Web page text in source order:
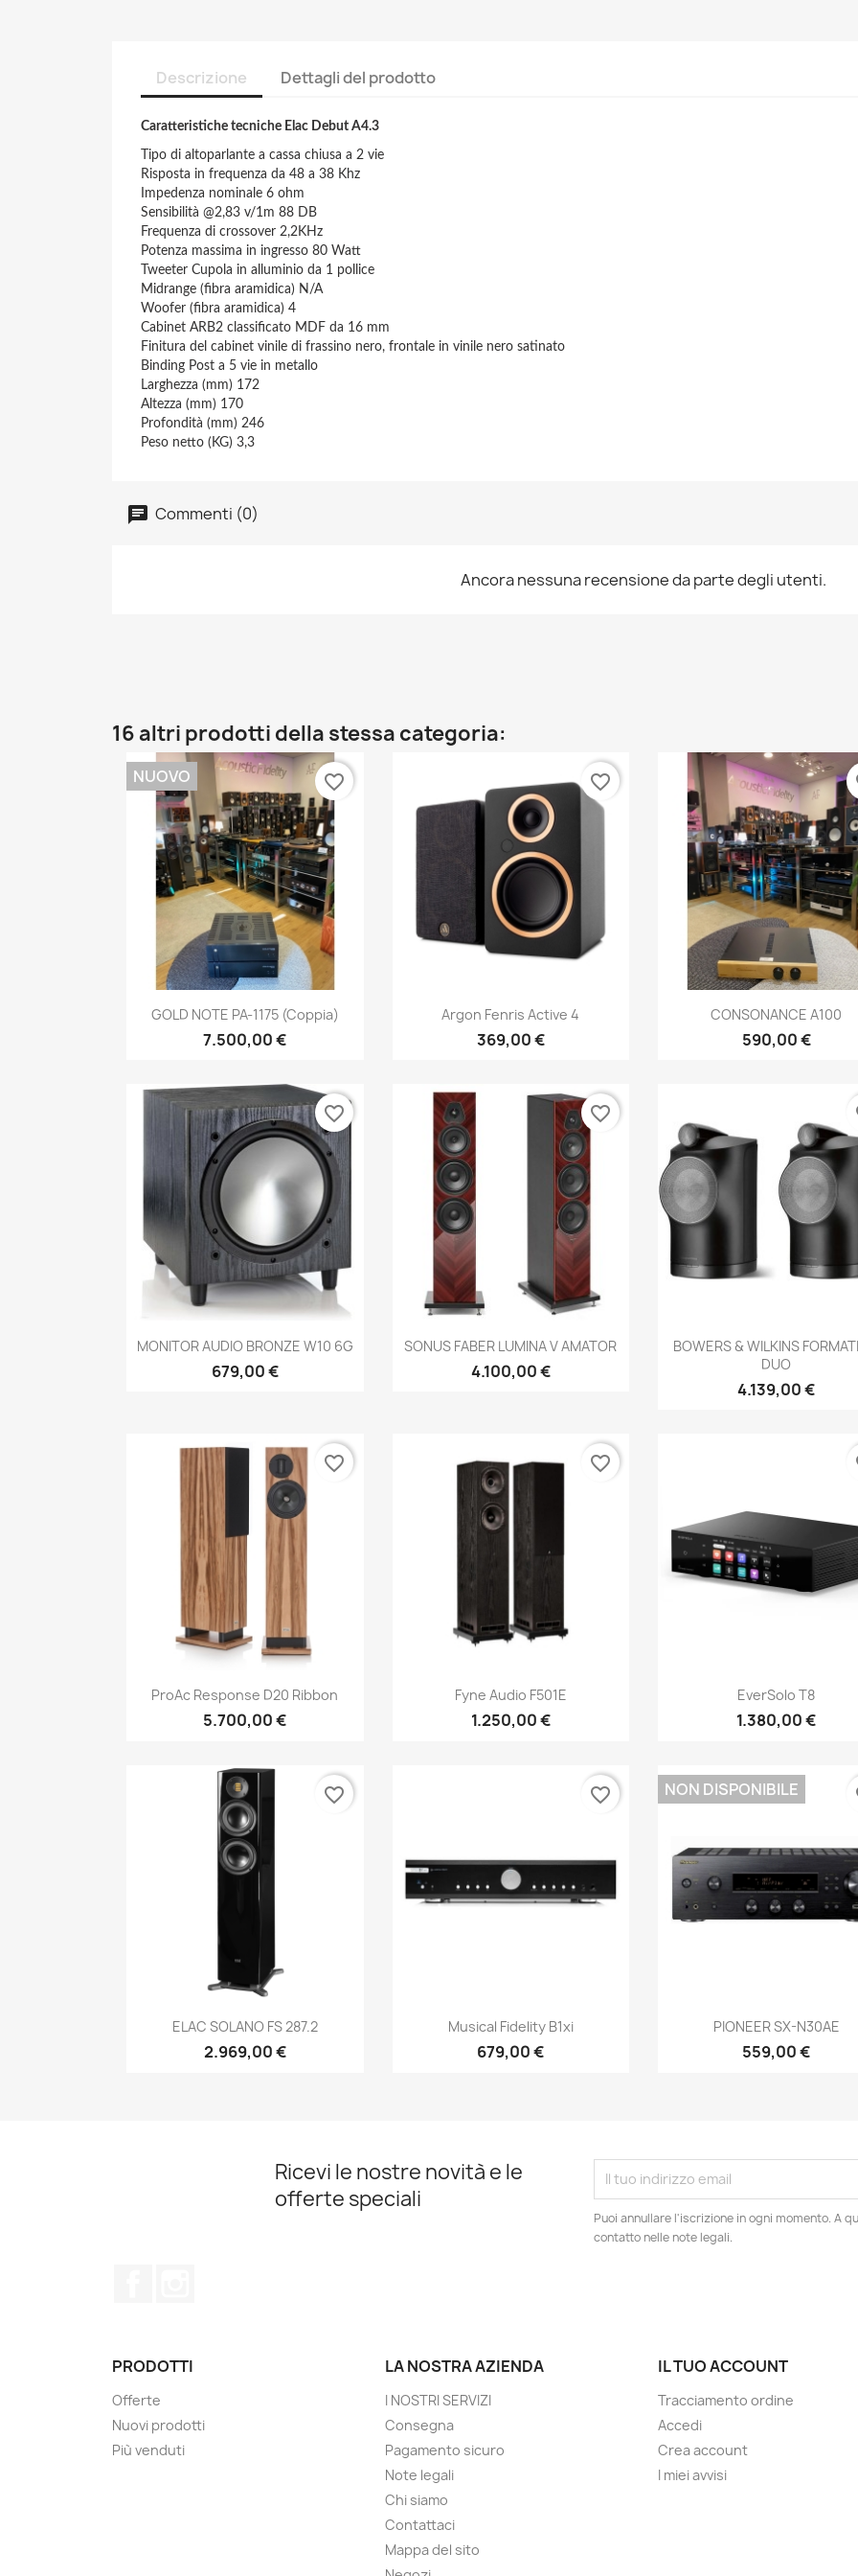
Descrizione Dettagli del prodotto
Caratteristiche tecniche Elac Debut A4.3
Tipo di altoparlante a cassa chiusa a 2 vie
Risposta in frequenza da 48 a 38 Khz
Impedenza nominale 6 ohm
Sensibilità @2,83 v/1m 88 DB
Frequenza di crossover 2,2KHz
Potenza massima in ingresso 80 Watt
Tweeter Cupola in alluminio da 1 pollice
Midrange (fibra aramidica) N/A
Woofer (fibra aramidica) 4
Cabinet ARB2 classificato MDF da 16 mm
Finitura del cabinet vinile di frassino nero, frontale in vinile nero satinato
Binding Post a 5 vie in metallo
Larghezza (mm) 172
Altezza (mm) 170
Profondità (mm) 246
Peso netto (KG) 3,3
Commenti (0)
Ancora nessuna recensione da parte degli utenti.
16 altri prodotti della stessa categoria:
Anteprima
GOLD NOTE PA-1175 (coppia)
7.500,00 €
NUOVO favorite_border
 Anteprima
Argon Fenris Active 4
369,00 €
favorite_border
Anteprima
CONSONANCE A100
590,00 €
 Anteprima
MONITOR AUDIO BRONZE W10 6G
679,00 €
favorite_border
Anteprima
SONUS FABER LUMINA V AMATOR
4.100,00 €
favorite_border
Anteprima
BOWERS & WILKINS
DUO
4.139,00 €
Anteprima
ProAc Response D20 Ribbon
5.700,00 €
favorite_border
Anteprima
Fyne Audio F501E
1.250,00 €
favorite_border
Anteprima
EverSolo T8
1.380,00 €
Anteprima
ELAC SOLANO FS 287.2
2.969,00 €
favorite_border
Anteprima
Musical Fidelity B1xi
679,00 €
favorite_border
Anteprima
PIONEER SX-N30AE
559,00 €
NON DISPONIBILE
Ricevi le nostre novità e le
offerte speciali
Puoi annullare l'iscrizione in ogni momento. A
contatto nelle note legali.
PRODOTTI
Offerte
Nuovi prodotti
Più venduti
LA NOSTRA AZIENDA
I NOSTRI SERVIZI
Consegna
Pagamento sicuro
Note legali
Chi siamo
Contattaci
Mappa del sito
IL TUO ACCOUNT
Tracciamento ordine
Accedi
Crea account
I miei avvisi